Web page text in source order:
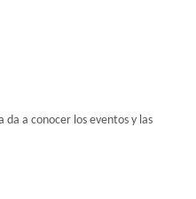
a conocer los eventos y las